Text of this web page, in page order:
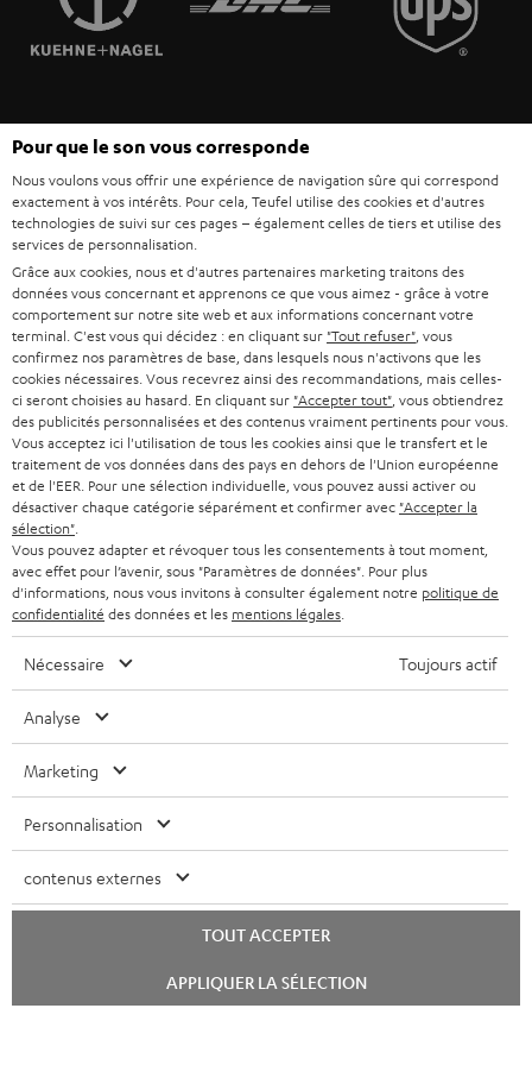
ULTIMA
FANSHOP
NOUVEAUTÉS
MANAGEMENT
VALEURS
ACCESSIBILITÉ
POLOGNE
ITALIE
USA
AUTRES PAYS
erreurs. Les accessoires figurant sur l’image ne font pas partie du contenu de
livraison. D’éventuels frais d’élimination des batteries sont inclus dans le prix.
©2026 Lautsprecher Teufel GmbH - Tous droits réservés.
Mentions légales
Politique de confidentialité
Paramètres de confidentialité
EU Data Act renoncer au contrat ici
chat
Pour que le son vous corresponde
Nous voulons vous offrir une expérience de navigation sûre qui correspond
exactement à vos intérêts. Pour cela, Teufel utilise des cookies et d'autres
technologies de suivi sur ces pages – également celles de tiers et utilise des
services de personnalisation.
Grâce aux cookies, nous et d'autres partenaires marketing traitons des
données vous concernant et apprenons ce que vous aimez - grâce à votre
comportement sur notre site web et aux informations concernant votre
terminal. C'est vous qui décidez : en cliquant sur "Tout refuser" , vous
confirmez nos paramètres de base, dans lesquels nous n'activons que les
cookies nécessaires. Vous recevrez ainsi des recommandations, mais celles-
ci seront choisies au hasard. En cliquant sur "Accepter tout" , vous obtiendrez
des publicités personnalisées et des contenus vraiment pertinents pour vous.
Vous acceptez ici l'utilisation de tous les cookies ainsi que le transfert et le
traitement de vos données dans des pays en dehors de l'Union européenne
et de l'EER. Pour une sélection individuelle, vous pouvez aussi activer ou
désactiver chaque catégorie séparément et confirmer avec "Accepter la
sélection"
Vous pouvez adapter et révoquer tous les consentements à tout moment,
avec effet pour l’avenir, sous "Paramètres de données". Pour plus
d'informations, nous vous invitons à consulter également notre politique de
confidentialité des données et les mentions légales
Nécessaire Toujours actif
Analyse
Marketing
Personnalisation
contenus externes
TOUT ACCEPTER
APPLIQUER LA SÉLECTION